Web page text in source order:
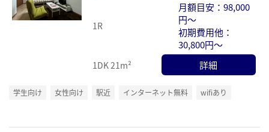
1R
月額目安：98,000
円～
初期費用他：
30,800円～
1DK21m² 詳細
学生向け 女性向け 駅近 インターネット無料 wifiあり